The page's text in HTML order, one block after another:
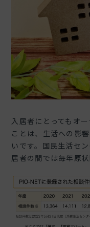
入居者にとってもオ
ことは、生活への影
いです。国民生活セ
居者の間では毎年原